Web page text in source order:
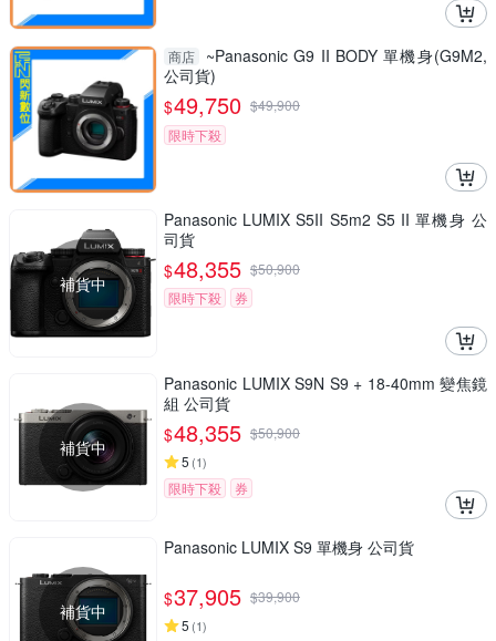
商店
~Panasonic G9 II BODY 單機身(G9M2,
公司貨)
$49,750 $49,900
限時下殺
補貨中
Panasonic LUMIX S5II S5m2 S5 II 單機身 公
司貨
$48,355 $50,900
限時下殺
券
補貨中
Panasonic LUMIX S9N S9 + 18-40mm 變焦鏡
組 公司貨
$48,355 $50,900
5 (1)
限時下殺 券
補貨中
Panasonic LUMIX S9 單機身 公司貨
$37,905 $39,900
5 (1)